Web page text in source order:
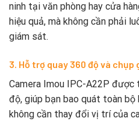
ninh tại văn phòng hay cửa
hiệu quả, mà không cần phải
giám sát.
3. Hỗ trợ quay 360 độ và chụp
Camera Imou IPC-A22P được
độ, giúp bạn bao quát toàn
không cần thay đổi vị trí của